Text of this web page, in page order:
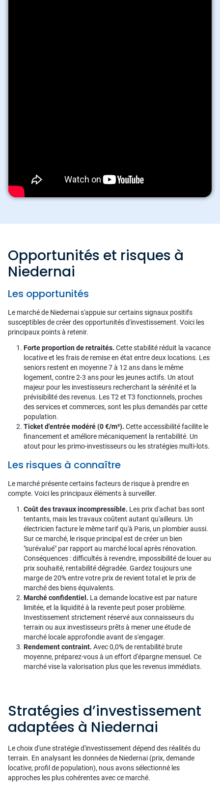
Opportunités et risques à
Niedernai
Les opportunités
Le marché de Niedernai s'appuie sur certains signaux positifs
susceptibles de créer des opportunités d'investissement. Voici les
principaux points à retenir.
Forte proportion de retraités. Cette stabilité réduit la vacance
locative et les frais de remise en état entre deux locations. Les
seniors restent en moyenne 7 à 12 ans dans le même
logement, contre 2-3 ans pour les jeunes actifs. Un atout
majeur pour les investisseurs recherchant la sérénité et la
prévisibilité des revenus. Les T2 et T3 fonctionnels, proches
des services et commerces, sont les plus demandés par cette
population.
Ticket d'entrée modéré (0 €/m²). Cette accessibilité facilite le
financement et améliore mécaniquement la rentabilité. Un
atout pour les primo-investisseurs ou les stratégies multi-lots.
Les risques à connaître
Le marché présente certains facteurs de risque à prendre en
compte. Voici les principaux éléments à surveiller.
Coût des travaux incompressible. Les prix d'achat bas sont
tentants, mais les travaux coûtent autant qu'ailleurs. Un
électricien facture le même tarif qu'à Paris, un plombier aussi.
Sur ce marché, le risque principal est de créer un bien
"surévalué" par rapport au marché local après rénovation.
Conséquences : difficultés à revendre, impossibilité de louer au
prix souhaité, rentabilité dégradée. Gardez toujours une
marge de 20% entre votre prix de revient total et le prix de
marché des biens équivalents.
Marché confidentiel. La demande locative est par nature
limitée, et la liquidité à la revente peut poser problème.
Investissement strictement réservé aux connaisseurs du
terrain ou aux investisseurs prêts à mener une étude de
marché locale approfondie avant de s'engager.
Rendement contraint. Avec 0,0% de rentabilité brute
moyenne, préparez-vous à un effort d'épargne mensuel. Ce
marché vise la valorisation plus que les revenus immédiats.
Stratégies d’investissement
adaptées à Niedernai
Le choix d'une stratégie d'investissement dépend des réalités du
terrain. En analysant les données de Niedernai (prix, demande
locative, profil de population), nous avons sélectionné les
approches les plus cohérentes avec ce marché.